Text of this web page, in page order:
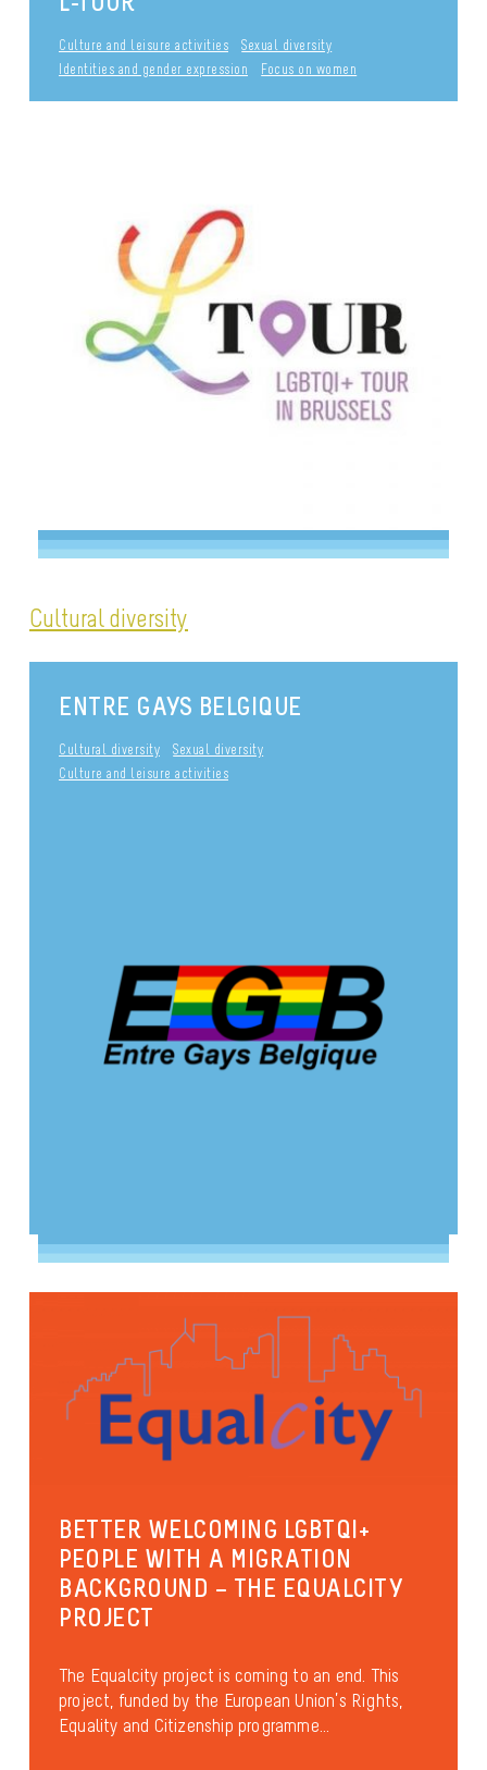
Culture and leisure activities
Sexual diversity
Identities and gender expression
Focus on women
Cultural diversity
ENTRE GAYS BELGIQUE
Cultural diversity
Sexual diversity
Culture and leisure activities
BETTER WELCOMING LGBTQI+
PEOPLE WITH A MIGRATION
BACKGROUND – THE EQUALCITY
PROJECT
The Equalcity project is coming to an end. This
project, funded by the European Union’s Rights,
Equality and Citizenship programme...